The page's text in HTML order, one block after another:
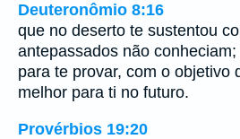
Deuteronômio 8:16
que no deserto te sustentou
antepassados não
para te provar, com o objetivo
melhor para ti no futuro.
Provérbios 19:20